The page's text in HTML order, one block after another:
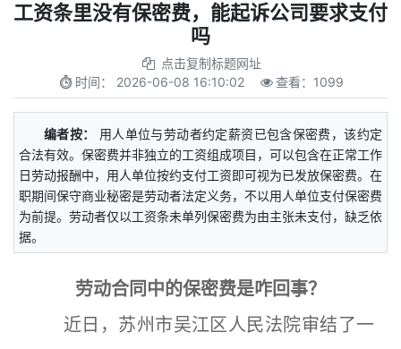
工资条里没有保密费，能起诉公司要求支付
吗
点击复制标题网址
时间： 2026-06-08 16:10:02 查看： 1099
编者按：
用人单位与劳动者约定薪资已包含保密费，该约定
合法有效。保密费并非独立的工资组成项目，可以包含在正常工作
日劳动报酬中，用人单位按约支付工资即可视为已发放保密费。在
职期间保守商业秘密是劳动者法定义务，不以用人单位支付保密费
为前提。劳动者仅以工资条未单列保密费为由主张未支付，缺乏依
据。
劳动合同中的保密费是咋回事？
近日，苏州市吴江区人民法院审结了一